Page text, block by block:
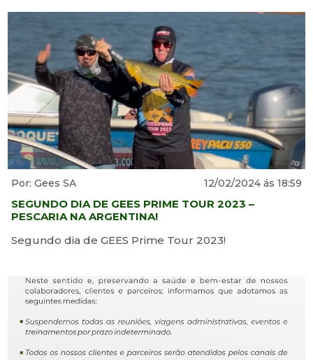
Por: Gees SA 12/02/2024 ás 18:59
SEGUNDO DIA DE GEES PRIME TOUR 2023 –
PESCARIA NA ARGENTINA!
Segundo dia de GEES Prime Tour 2023!